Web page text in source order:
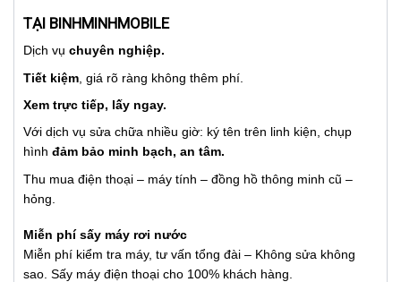
TẠI BINHMINHMOBILE
Dịch vụ chuyên nghiệp.
Tiết kiệm , giá rõ ràng không thêm phí.
Xem trực tiếp, lấy ngay.
Với dịch vụ sửa chữa nhiều giờ: ký tên trên linh kiện, chụp
hình đảm bảo minh bạch, an tâm.
Thu mua điện thoại – máy tính – đồng hồ thông minh cũ –
hỏng.
Miễn phí sấy máy rơi nước
Miễn phí kiểm tra máy, tư vấn tổng đài – Không sửa không
sao. Sấy máy điện thoại cho 100% khách hàng.